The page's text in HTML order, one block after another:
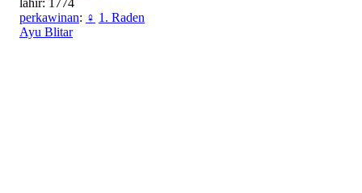
perkawinan: ♀ 1. Raden
Ayu Blitar